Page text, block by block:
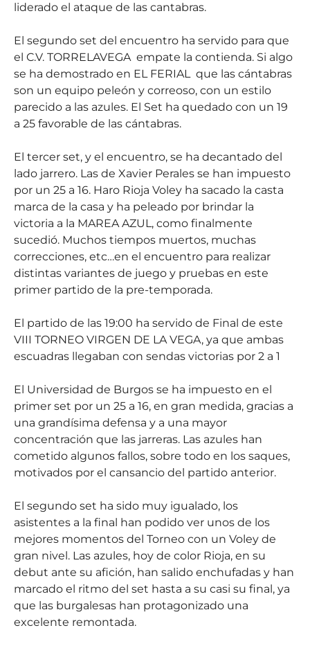
liderado el ataque de las cantabras.
El segundo set del encuentro ha servido para que
el C.V. TORRELAVEGA empate la contienda. Si algo
se ha demostrado en EL FERIAL que las cántabras
son un equipo peleón y correoso, con un estilo
parecido a las azules. El Set ha quedado con un 19
a 25 favorable de las cántabras.
El tercer set, y el encuentro, se ha decantado del
lado jarrero. Las de Xavier Perales se han impuesto
por un 25 a 16. Haro Rioja Voley ha sacado la casta
marca de la casa y ha peleado por brindar la
victoria a la MAREA AZUL, como finalmente
sucedió. Muchos tiempos muertos, muchas
correcciones, etc…en el encuentro para realizar
distintas variantes de juego y pruebas en este
primer partido de la pre-temporada.
El partido de las 19:00 ha servido de Final de este
VIII TORNEO VIRGEN DE LA VEGA, ya que ambas
escuadras llegaban con sendas victorias por 2 a 1
El Universidad de Burgos se ha impuesto en el
primer set por un 25 a 16, en gran medida, gracias a
una grandísima defensa y a una mayor
concentración que las jarreras. Las azules han
cometido algunos fallos, sobre todo en los saques,
motivados por el cansancio del partido anterior.
El segundo set ha sido muy igualado, los
asistentes a la final han podido ver unos de los
mejores momentos del Torneo con un Voley de
gran nivel. Las azules, hoy de color Rioja, en su
debut ante su afición, han salido enchufadas y han
marcado el ritmo del set hasta a su casi su final, ya
que las burgalesas han protagonizado una
excelente remontada.